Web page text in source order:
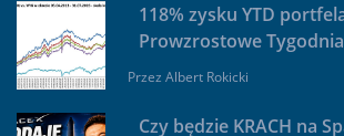
118% zysku YTD
Prowzrostowe
Przez Albert Rokicki
Czy będzie KRACH na